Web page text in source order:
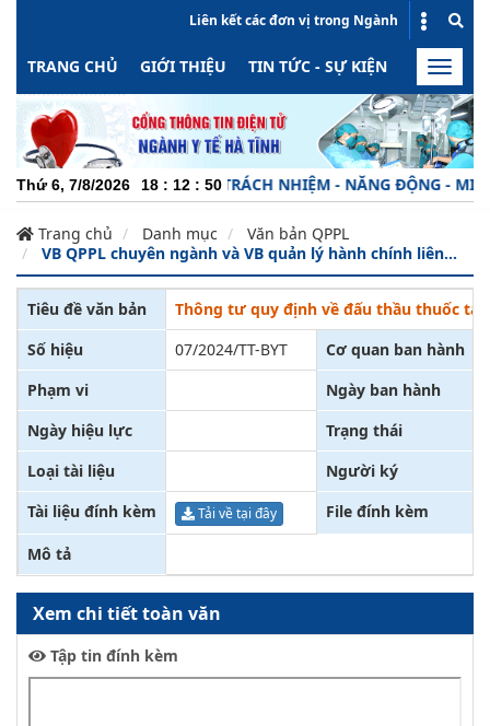
Liên kết các đơn vị trong Ngành
TRANG CHỦ GIỚI THIỆU TIN TỨC - SỰ KIỆN HOẠT
Toggle
Thứ 6, 7/8/2026 18 : 12 : 50
CHUYÊN NGHIỆP - TRÁCH NHIỆM - NĂNG ĐỘNG - MINH
Trang chủ Danh mục
Văn bản QPPL
VB QPPL chuyên ngành và VB quản lý hành chính liên...
Tiêu đề văn bản
Thông tư quy định về đấu thầu thuốc tại
Số hiệu
07/2024/TT-BYT
Cơ quan ban hành
Phạm vi
Ngày ban hành
Ngày hiệu lực
Trạng thái
Loại tài liệu
Người ký
Tài liệu đính kèm
Tải về tại đây File đính kèm
Mô tả
Xem chi tiết toàn văn
Tập tin đính kèm